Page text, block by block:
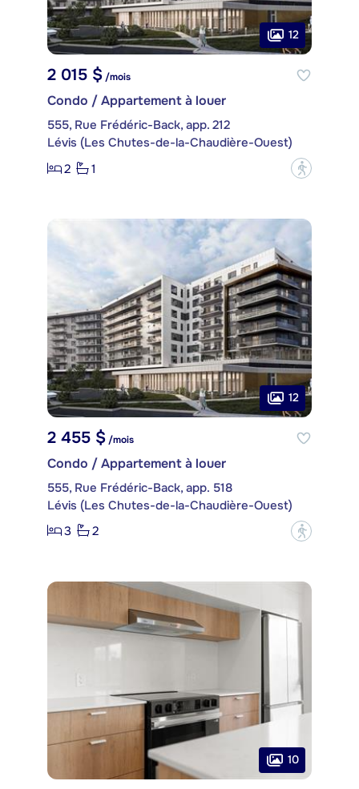
12
2 015 $/mois
Condo / Appartement à louer
555, Rue Frédéric-Back, app. 212
Lévis (Les Chutes-de-la-Chaudière-Ouest)
2
1 ?
12
2 455 $ /mois
Condo / Appartement à louer
555, Rue Frédéric-Back, app. 518
Lévis (Les Chutes-de-la-Chaudière-Ouest)
3
2 ?
10